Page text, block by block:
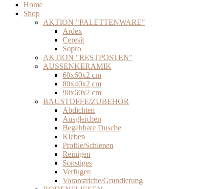
Home
Shop
AKTION "PALETTENWARE"
Ardex
Ceresit
Sopro
AKTION "RESTPOSTEN"
AUSSENKERAMIK
60x60x2 cm
80x40x2 cm
90x60x2 cm
BAUSTOFFE/ZUBEHÖR
Abdichten
Ausgleichen
Begehbare Dusche
Kleben
Profile/Schienen
Reinigen
Sonstiges
Verfugen
Voranstriche/Grundierung